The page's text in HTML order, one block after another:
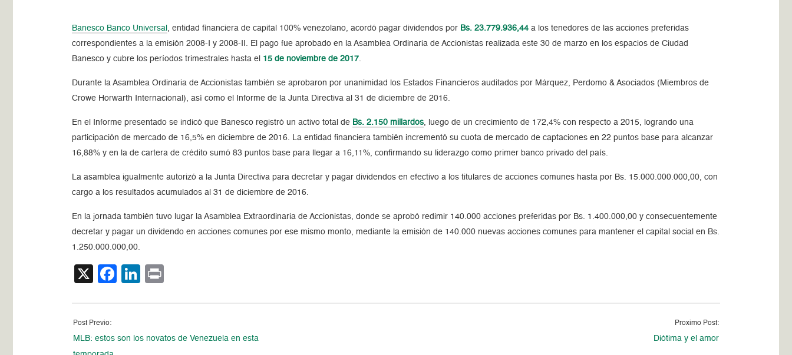
Banesco Banco Universal , entidad financiera de capital 100% venezolano, acordó pagar dividendos por Bs. 23.779.936,44 a los tenedores de las acciones preferidas
correspondientes a la emisión 2008-I y 2008-II. El pago fue aprobado en la Asamblea Ordinaria de Accionistas realizada este 30 de marzo en los espacios de Ciudad
Banesco y cubre los períodos trimestrales hasta el 15 de noviembre de 2017
Durante la Asamblea Ordinaria de Accionistas también se aprobaron por unanimidad los Estados Financieros auditados por Márquez, Perdomo & Asociados (Miembros de
Crowe Horwarth Internacional), así como el Informe de la Junta Directiva al 31 de diciembre de 2016.
En el Informe presentado se indicó que Banesco registró un activo total de Bs. 2.150 millardos , luego de un crecimiento de 172,4% con respecto a 2015, logrando una
participación de mercado de 16,5% en diciembre de 2016. La entidad financiera también incrementó su cuota de mercado de captaciones en 22 puntos base para alcanzar
16,88% y en la de cartera de crédito sumó 83 puntos base para llegar a 16,11%, confirmando su liderazgo como primer banco privado del país.
La asamblea igualmente autorizó a la Junta Directiva para decretar y pagar dividendos en efectivo a los titulares de acciones comunes hasta por Bs. 15.000.000.000,00, con
cargo a los resultados acumulados al 31 de diciembre de 2016.
En la jornada también tuvo lugar la Asamblea Extraordinaria de Accionistas, donde se aprobó redimir 140.000 acciones preferidas por Bs. 1.400.000,00 y consecuentemente
decretar y pagar un dividendo en acciones comunes por ese mismo monto, mediante la emisión de 140.000 nuevas acciones comunes para mantener el capital social en Bs.
1.250.000.000,00.
X Facebook
LinkedIn
Post Previo:
MLB: estos son los novatos de Venezuela en esta
Proximo Post:
Diótima y el amor